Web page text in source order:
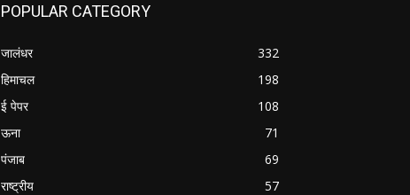
POPULAR CATEGORY
जालंधर
332
हिमाचल
198
ई पेपर
108
ऊना
71
पंजाब
69
राष्ट्रीय
57